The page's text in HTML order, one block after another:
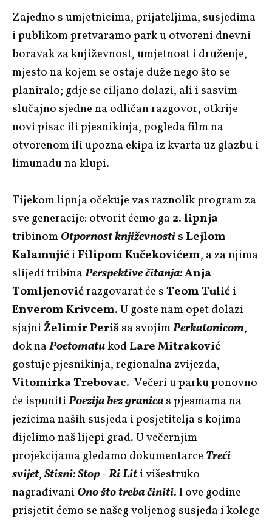
Zajedno s umjetnicima, prijateljima, susjedima
i publikom pretvaramo park u otvoreni dnevni
boravak za književnost, umjetnost i druženje,
mjesto na kojem se ostaje duže nego što se
planiralo; gdje se ciljano dolazi, ali i sasvim
slučajno sjedne na odličan razgovor, otkrije
novi pisac ili pjesnikinja, pogleda film na
otvorenom ili upozna ekipa iz kvarta uz glazbu i
limunadu na klupi.
Tijekom lipnja očekuje vas raznolik program za
sve generacije: otvorit ćemo ga 2. lipnja
tribinomOtpornost književnostis Lejlom
KalamujićiFilipom Kučekovićem, a za njima
slijedi tribinaPerspektive čitanja:Anja
Tomljenovićrazgovarat će sTeom Tulići
Enverom Krivcem. U goste nam opet dolazi
sjajniŽelimir Periš sa svojimPerkatonicom,
dok naPoetomatukodLare Mitraković
gostuje pjesnikinja, regionalna zvijezda,
Vitomirka Trebovac. Večeri u parku ponovno
će ispunitiPoezija bez granicas pjesmama na
jezicima naših susjeda i posjetitelja s kojima
dijelimo naš lijepi grad. U večernjim
projekcijama gledamo dokumentarce Treći
svijet,Stisni: Stop - Ri Liti višestruko
nagrađivaniOno što treba činiti. I ove godine
prisjetit ćemo se našeg voljenog susjeda i kolege